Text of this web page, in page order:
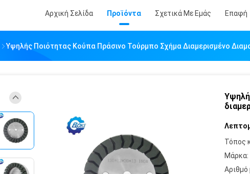
Αρχική Σελίδα Προϊόντα Σχετικά Με Εμάς Επαφή
Υψηλής Ποιότητας Κούπα Πράσινο Τούρμπο Σχήμα Διαμερισμένο
Τόπος
Μάρκα:
Αριθμό